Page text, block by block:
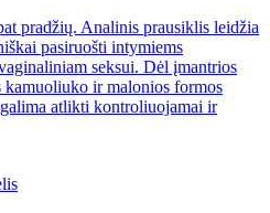
pradžių. Analinis prausiklis leidžia
pasiruošti intymiems
seksui. Dėl įmantrios
kamuoliuko ir malonios formos
atlikti kontroliuojamai ir